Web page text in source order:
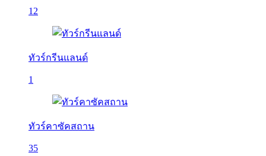
12
ทัวร์กรีนแลนด์
1
ทัวร์คาซัคสถาน
35